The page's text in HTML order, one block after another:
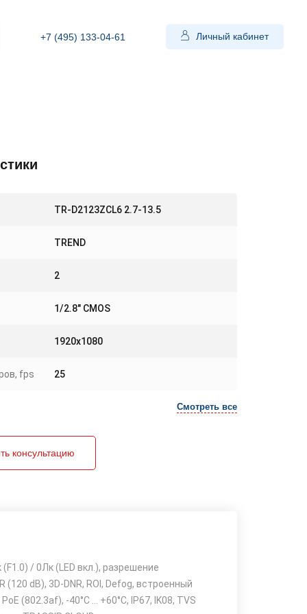
+7 (495) 133-04-61 Личный кабинет
TR-D2123ZCL6 2.7-13.5
TREND
2
1/2.8" CMOS
1920x1080
fps 25
Смотреть все
консультацию
/ 0Лк (LED вкл.), разрешение
dB), 3D-DNR, ROI, Defog, встроенный
(802.3af), -40°C ... +60°C, IP67, IK08, TVS